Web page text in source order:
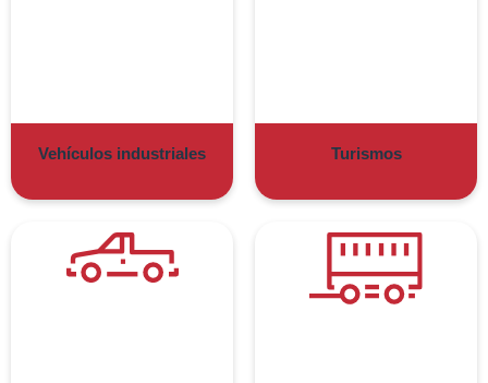
Vehículos industriales Turismos